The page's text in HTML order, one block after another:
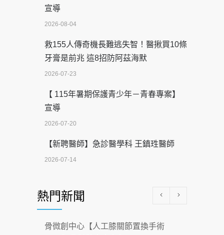
宣導
2026-08-04
救155人傳奇機長難逃失智！醫揪買10條
牙膏是前兆 這8招防阿茲海默
2026-07-23
【 115年暑期保護青少年－青春專案】
宣導
2026-07-20
【新聘醫師】急診醫學科 王鎮珄醫師
2026-07-14
科能量
2026-07-08
沒菸酒也瀕臨洗腎？65歲男靠「這習
熱門新聞
骨微創中心【人工膝關節置換手術